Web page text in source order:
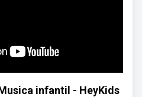
infantil - HeyKids